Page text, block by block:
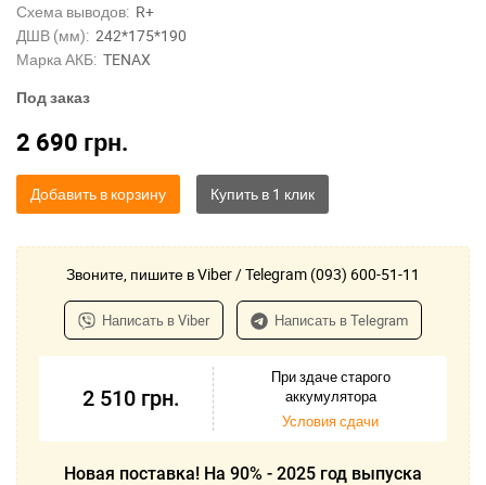
Схема выводов: R+
ДШВ (мм): 242*175*190
Марка АКБ: TENAX
Под заказ
2 690 грн.
Добавить в корзину
Звоните, пишите в Viber / Telegram (093) 600-51-11
Написать в Viber Написать в Telegram
2 510 грн.
При здаче старого
аккумулятора
Условия сдачи
Новая поставка! На 90% - 2025 год выпуска